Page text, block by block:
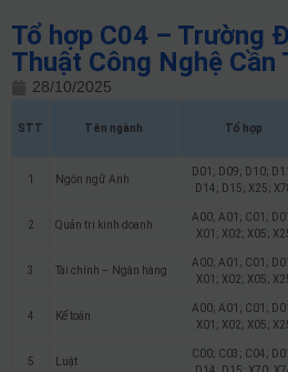
Tổ hợp C04 – Trường
Thuật Công Nghệ Cần
28/10/2025
STT Tên ngành Tổ hợp
1 Ngôn ngữ Anh
D01; D09; D10;
D14; D15; X25;
2 Quản trị kinh doanh
A00; A01; C01;
X01; X02; X05;
3 Tài chính – Ngân hàng
A00; A01; C01;
X01; X02; X05;
4 Kế toán
A00; A01; C01;
X01; X02; X05;
5 Luật
C00; C03; C04;